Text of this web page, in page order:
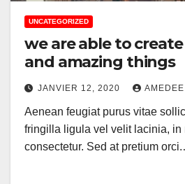
UNCATEGORIZED
we are able to
and amazing things
JANVIER 12, 2020 AMEDEE
Aenean feugiat purus vitae
fringilla ligula vel velit lacinia, in
consectetur. Sed at pretium